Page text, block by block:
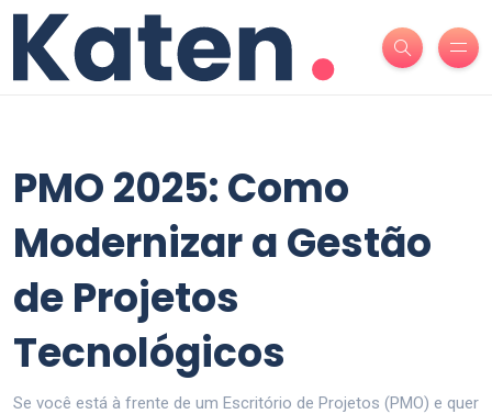
PMO 2025: Como
Modernizar a Gestão
de Projetos
Tecnológicos
Se você está à frente de um Escritório de Projetos (PMO) e quer